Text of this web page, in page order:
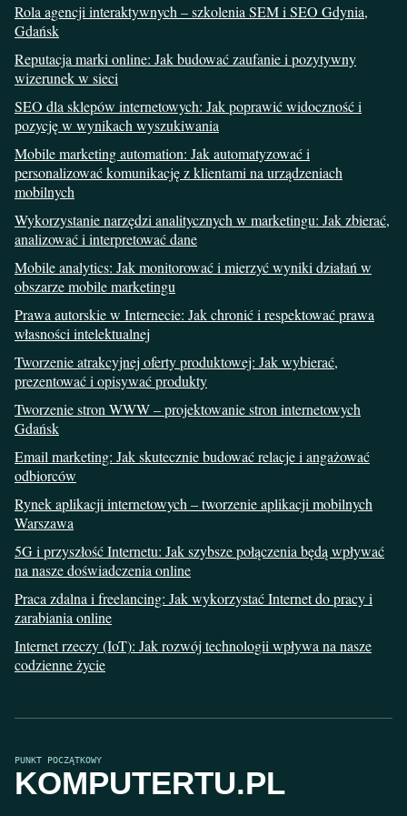
Rola agencji interaktywnych – szkolenia SEM i SEO Gdynia,
Gdańsk
Reputacja marki online: Jak budować zaufanie i pozytywny
wizerunek w sieci
SEO dla sklepów internetowych: Jak poprawić widoczność i
pozycję w wynikach wyszukiwania
Mobile marketing automation: Jak automatyzować i
personalizować komunikację z klientami na urządzeniach
mobilnych
Wykorzystanie narzędzi analitycznych w marketingu: Jak zbierać,
analizować i interpretować dane
Mobile analytics: Jak monitorować i mierzyć wyniki działań w
obszarze mobile marketingu
Prawa autorskie w Internecie: Jak chronić i respektować prawa
własności intelektualnej
Tworzenie atrakcyjnej oferty produktowej: Jak wybierać,
prezentować i opisywać produkty
Tworzenie stron WWW – projektowanie stron internetowych
Gdańsk
Email marketing: Jak skutecznie budować relacje i angażować
odbiorców
Rynek aplikacji internetowych – tworzenie aplikacji mobilnych
Warszawa
5G i przyszłość Internetu: Jak szybsze połączenia będą wpływać
na nasze doświadczenia online
Praca zdalna i freelancing: Jak wykorzystać Internet do pracy i
zarabiania online
Internet rzeczy (IoT): Jak rozwój technologii wpływa na nasze
codzienne życie
PUNKT POCZĄTKOWY
KOMPUTERTU.PL